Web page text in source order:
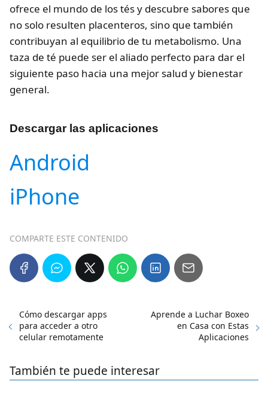
ofrece el mundo de los tés y descubre sabores que
no solo resulten placenteros, sino que también
contribuyan al equilibrio de tu metabolismo. Una
taza de té puede ser el aliado perfecto para dar el
siguiente paso hacia una mejor salud y bienestar
general.
Descargar las aplicaciones
Android
iPhone
COMPARTE ESTE CONTENIDO
Cómo descargar apps
para acceder a otro
celular remotamente
Aprende a Luchar Boxeo
en Casa con Estas
Aplicaciones
También te puede interesar